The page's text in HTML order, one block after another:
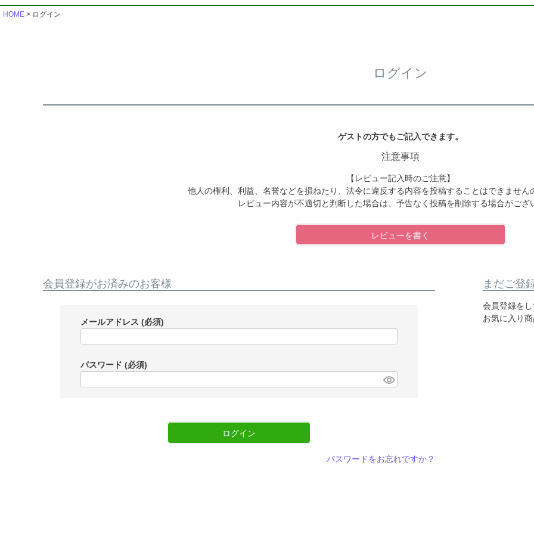
HOME ログイン
ログイン
ゲストの方でもご記入できます。
注意事項
【レビュー記入時のご注意】
他人の権利、利益、名誉などを損ねたり、法令に違反する内容を投稿することはできません
レビュー内容が不適切と判断した場合は、予告なく投稿を削除する場合がござ
レビューを書く
会員登録がお済みのお客様
メールアドレス (必須)
パスワード (必須)
ログイン
パスワードをお忘れですか？
まだご登
会員登録を
お気に入り